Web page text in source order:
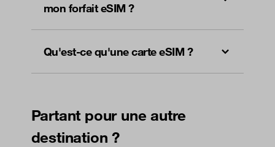
mon forfait eSIM ?
Qu'est-ce qu'une carte eSIM ?
Partant pour une autre
destination ?